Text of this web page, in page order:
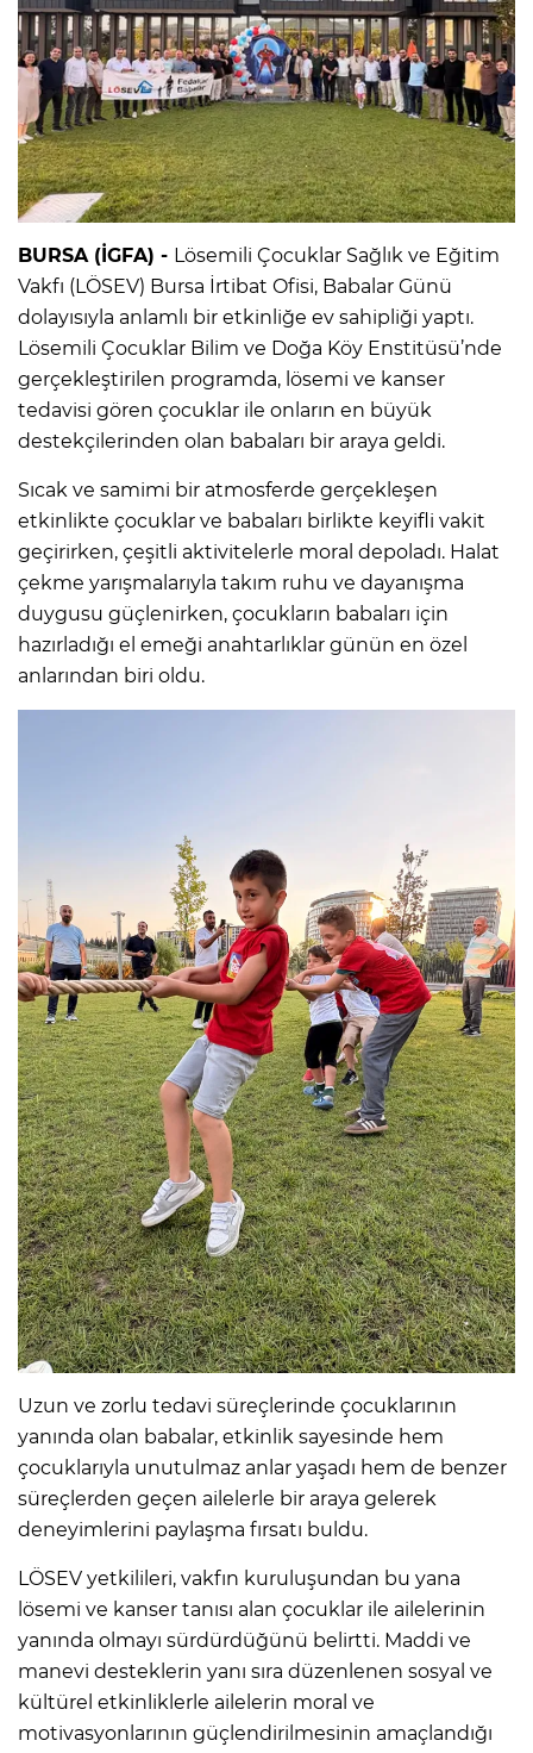
BURSA (İGFA) - Lösemili Çocuklar Sağlık ve Eğitim
Vakfı (LÖSEV) Bursa İrtibat Ofisi, Babalar Günü
dolayısıyla anlamlı bir etkinliğe ev sahipliği yaptı.
Lösemili Çocuklar Bilim ve Doğa Köy Enstitüsü’nde
gerçekleştirilen programda, lösemi ve kanser
tedavisi gören çocuklar ile onların en büyük
destekçilerinden olan babaları bir araya geldi.
Sıcak ve samimi bir atmosferde gerçekleşen
etkinlikte çocuklar ve babaları birlikte keyifli vakit
geçirirken, çeşitli aktivitelerle moral depoladı. Halat
çekme yarışmalarıyla takım ruhu ve dayanışma
duygusu güçlenirken, çocukların babaları için
hazırladığı el emeği anahtarlıklar günün en özel
anlarından biri oldu.
Uzun ve zorlu tedavi süreçlerinde çocuklarının
yanında olan babalar, etkinlik sayesinde hem
çocuklarıyla unutulmaz anlar yaşadı hem de benzer
süreçlerden geçen ailelerle bir araya gelerek
deneyimlerini paylaşma fırsatı buldu.
LÖSEV yetkilileri, vakfın kuruluşundan bu yana
lösemi ve kanser tanısı alan çocuklar ile ailelerinin
yanında olmayı sürdürdüğünü belirtti. Maddi ve
manevi desteklerin yanı sıra düzenlenen sosyal ve
kültürel etkinliklerle ailelerin moral ve
motivasyonlarının güçlendirilmesinin amaçlandığı